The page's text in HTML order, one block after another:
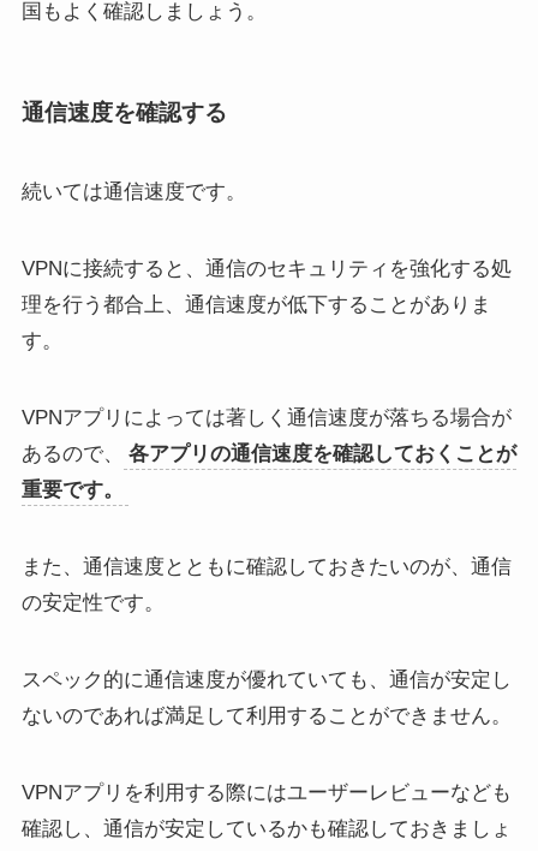
国もよく確認しましょう。
通信速度を確認する
続いては通信速度です。
VPNに接続すると、通信のセキュリティを強化する処
理を行う都合上、通信速度が低下することがありま
す。
VPNアプリによっては著しく通信速度が落ちる場合が
あるので、
各アプリの通信速度を確認しておくことが
重要です。
また、通信速度とともに確認しておきたいのが、通信
の安定性です。
スペック的に通信速度が優れていても、通信が安定し
ないのであれば満足して利用することができません。
VPNアプリを利用する際にはユーザーレビューなども
確認し、通信が安定しているかも確認しておきましょ